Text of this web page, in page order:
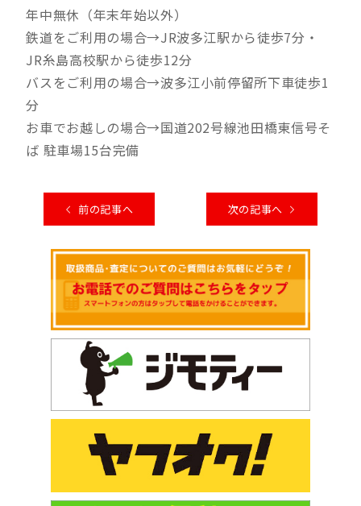
年中無休（年末年始以外）
鉄道をご利用の場合→JR波多江駅から徒歩7分・
JR糸島高校駅から徒歩12分
バスをご利用の場合→波多江小前停留所下車徒歩1
分
お車でお越しの場合→国道202号線池田橋東信号そ
ば 駐車場15台完備
前の記事へ 次の記事へ